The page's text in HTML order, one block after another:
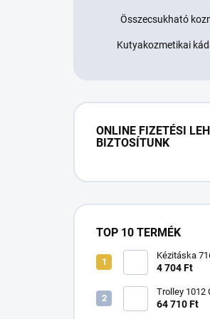
Összecsukható
Kutyakozmetikai
ONLINE FIZETÉSI
BIZTOSÍTUNK
TOP 10 TERMÉK
Kézitáska
4 704 Ft
Trolley 1012
kozmetikai
64 710 Ft